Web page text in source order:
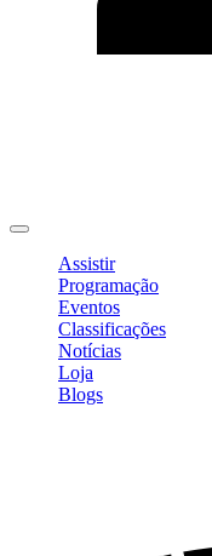
Assistir
Programação
Eventos
Classificações
Notícias
Loja
Blogs